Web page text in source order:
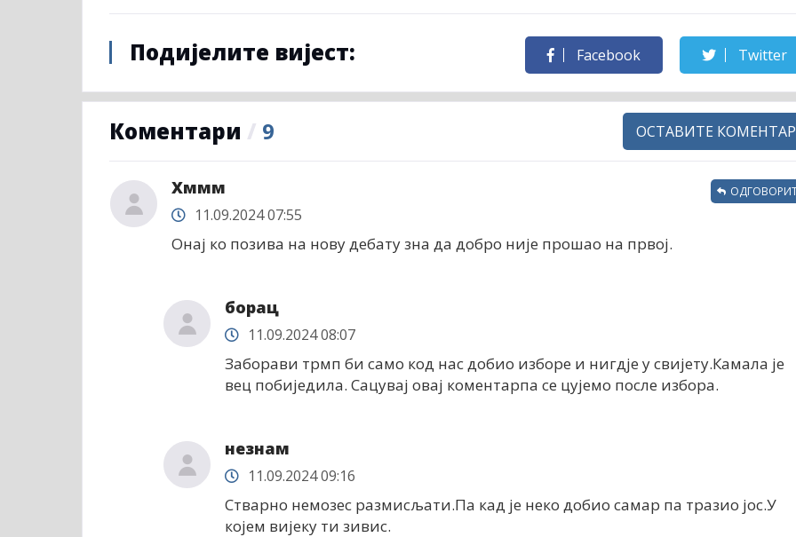
Подијелите вијест: Facebook Twitter
Коментари / 9 ОСТАВИТЕ КОМЕНТАР
Хммм
11.09.2024 07:55
Онај ко позива на нову дебату зна да добро није прошао на првој.
борац
11.09.2024 08:07
Заборави трмп би само код нас добио изборе и нигдје у свијету.Камала је
вец побиједила. Сацувај овај коментарпа се цујемо после избора.
незнам
11.09.2024 09:16
Стварно немозес размисљати.Па кад је неко добио самар па тразио јос.У
којем вијеку ти зивис.